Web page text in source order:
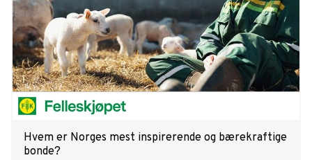
Hvem er Norges mest inspirerende og bærekraftige
bonde?